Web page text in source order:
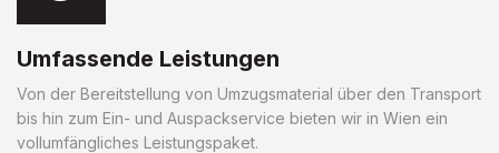
Umfassende Leistungen
Von der Bereitstellung von Umzugsmaterial über den Transport
bis hin zum Ein- und Auspackservice bieten wir in Wien ein
vollumfängliches Leistungspaket.